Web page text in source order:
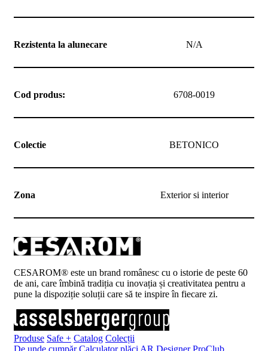
Rezistenta la alunecare N/A
Cod produs: 6708-0019
Colectie BETONICO
Zona Exterior si interior
CESAROM® este un brand românesc cu o istorie de peste 60
de ani, care îmbină tradiția cu inovația și creativitatea pentru a
pune la dispoziție soluții care să te inspire în fiecare zi.
Produse Safe + Catalog Colecții